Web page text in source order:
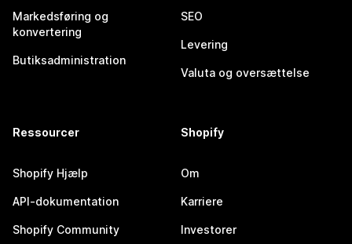
Markedsføring og
konvertering
Butiksadministration
SEO
Levering
Valuta og oversættelse
Ressourcer
Shopify Hjælp
API-dokumentation
Shopify Community
Shopify
Om
Karriere
Investorer